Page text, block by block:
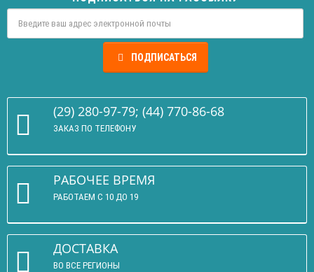
ПОДПИСАТЬСЯ
(29) 280-97-79; (44) 770-86-68
ЗАКАЗ ПО ТЕЛЕФОНУ
РАБОЧЕЕ ВРЕМЯ
РАБОТАЕМ С 10 ДО 19
ДОСТАВКА
ВО ВСЕ РЕГИОНЫ